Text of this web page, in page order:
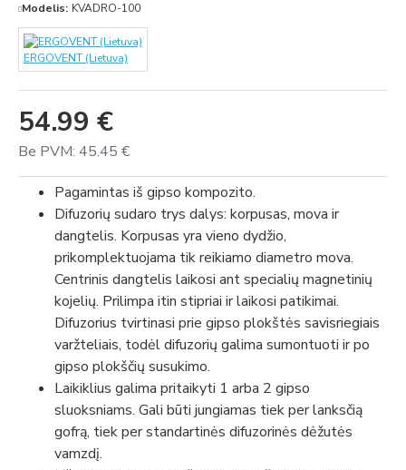
54.99 €
Be PVM: 45.45 €
Modelis: KVADRO-100
ERGOVENT (Lietuva)
Pagamintas iš gipso kompozito.
Difuzorių sudaro trys dalys: korpusas, mova ir
dangtelis. Korpusas yra vieno dydžio,
prikomplektuojama tik reikiamo diametro mova.
Centrinis dangtelis laikosi ant specialių magnetinių
kojelių. Prilimpa itin stipriai ir laikosi patikimai.
Difuzorius tvirtinasi prie gipso plokštės savisriegiais
varžteliais, todėl difuzorių galima sumontuoti ir po
gipso plokščių susukimo.
Laikiklius galima pritaikyti 1 arba 2 gipso
sluoksniams. Gali būti jungiamas tiek per lanksčią
gofrą, tiek per standartinės difuzorinės dėžutės
vamzdį.